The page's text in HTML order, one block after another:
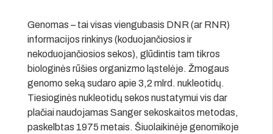
Genomas – tai visas viengubasis DNR (ar RNR)
informacijos rinkinys (koduojančiosios ir
nekoduojančiosios sekos), glūdintis tam tikros
biologinės rūšies organizmo ląstelėje. Žmogaus
genomo seką sudaro apie 3,2 mlrd. nukleotidų.
Tiesioginės nukleotidų sekos nustatymui vis dar
plačiai naudojamas Sanger sekoskaitos metodas,
paskelbtas 1975 metais. Šiuolaikinėje genomikoje